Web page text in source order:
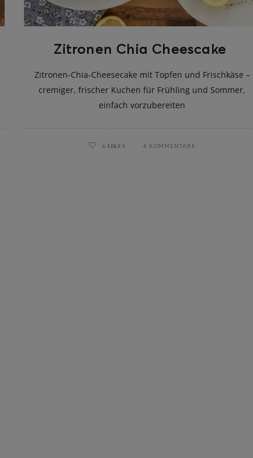
Zitronen Chia Cheescake
Zitronen-Chia-Cheesecake mit Topfen und Frischkäse –
cremiger, frischer Kuchen für Frühling und Sommer,
einfach vorzubereiten
6 LIKES 4 KOMMENTARE